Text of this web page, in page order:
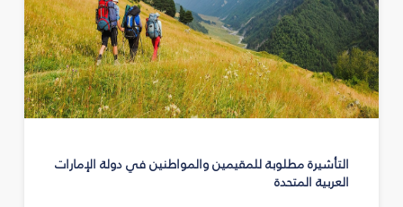
التأشيرة مطلوبة للمقيمين والمواطنين في دولة الإمارات
العربية المتحدة